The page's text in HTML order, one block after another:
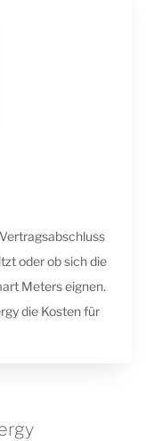
oder ob sich die
Meters eignen.
die Kosten für